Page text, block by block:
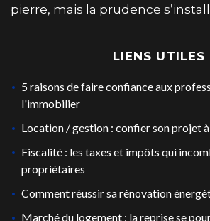
pierre, mais la prudence
LIENS UTILES
5 raisons de faire confiance aux
l'immobilier
Location / gestion : confier son projet
Fiscalité : les taxes et impôts qui
propriétaires
Comment réussir sa rénovation
Marché du logement : la reprise se